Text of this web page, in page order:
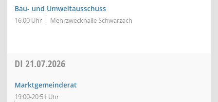
Bau- und Umweltausschuss
16:00 Uhr Mehrzweckhalle Schwarzach
DI 21.07.2026
Marktgemeinderat
19:00-20:51 Uhr